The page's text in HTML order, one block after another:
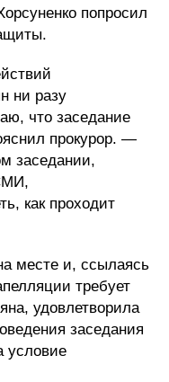
попросил
ни разу
что заседание
прокурор. —
заседании,
как проходит
месте и, ссылаясь
требует
удовлетворила
заседания
условие